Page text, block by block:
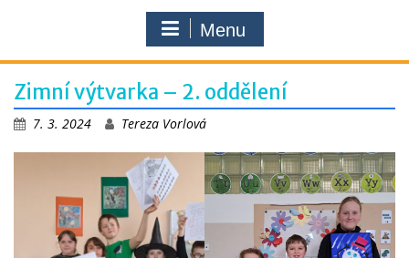
Menu
Zimní výtvarka – 2. oddělení
7. 3. 2024 Tereza Vorlová